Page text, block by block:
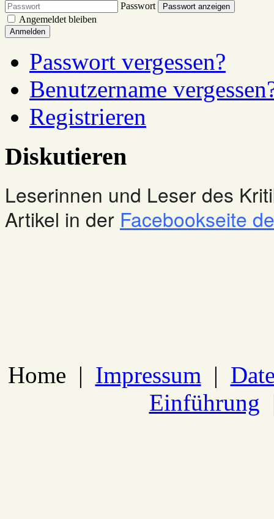
Passwort
Passwort anzeigen
Angemeldet bleiben
Anmelden
Passwort vergessen?
Benutzername
Registrieren
Diskutieren
Leserinnen und Leser des
Artikel in der Facebookseite
Home | Impressum |
Einführung